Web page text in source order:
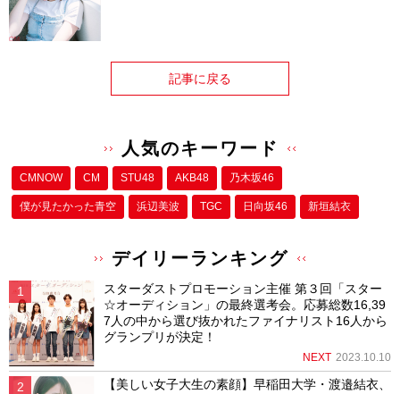
記事に戻る
人気のキーワード
CMNOW CM STU48 AKB48 乃木坂46
僕が⾒たかった⻘空 浜辺美波 TGC 日向坂46 新垣結衣
デイリーランキング
スターダストプロモーション主催 第３回「スター
☆オーディション」の最終選考会。応募総数16,39
7人の中から選び抜かれたファイナリスト16人から
グランプリが決定！
NEXT 2023.10.10
【美しい女子大生の素顔】早稲田大学・渡邉結衣、